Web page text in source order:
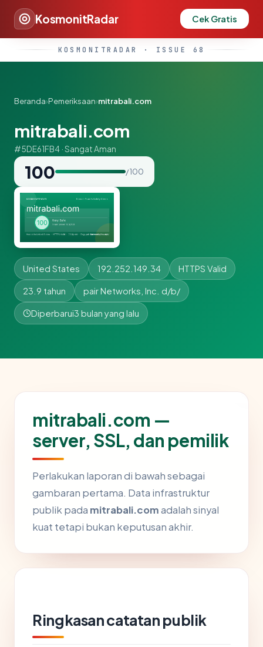
KosmonitRadar Cek Gratis
KOSMONITRADAR · ISSUE 68
Beranda›Pemeriksaan›mitrabali.com
mitrabali.com
#5DE61FB4 · Sangat Aman
100 / 100
United States 192.252.149.34 HTTPS Valid
23.9 tahun pair Networks, Inc. d/b/
Diperbarui3 bulan yang lalu
mitrabali.com —
server, SSL, dan pemilik
Perlakukan laporan di bawah sebagai
gambaran pertama. Data infrastruktur
publik pada mitrabali.comadalah sinyal
kuat tetapi bukan keputusan akhir.
Ringkasan catatan publik